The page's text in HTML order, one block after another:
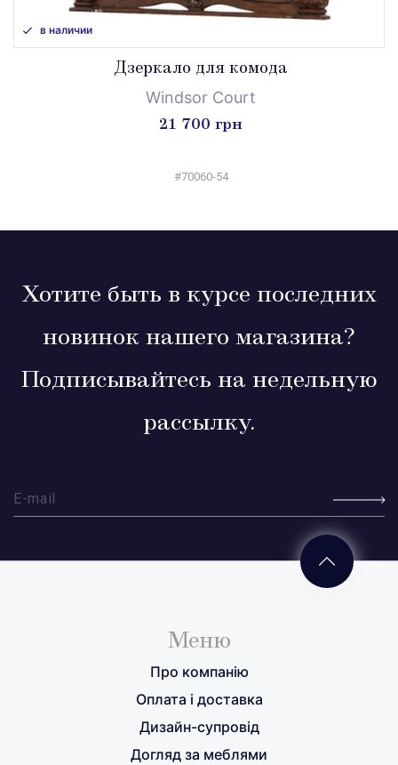
в наличии
Дзеркало для комода
Windsor Court
21 700 грн
#70060-54
Хотите быть в курсе последних
новинок нашего магазина?
Подписывайтесь на недельную
рассылку.
Меню
Про компанію
Оплата і доставка
Дизайн-супровід
Догляд за меблями